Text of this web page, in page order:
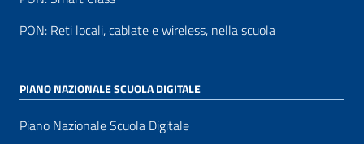
PON: Reti locali, cablate e wireless, nella scuola
PIANO NAZIONALE SCUOLA DIGITALE
Piano Nazionale Scuola Digitale